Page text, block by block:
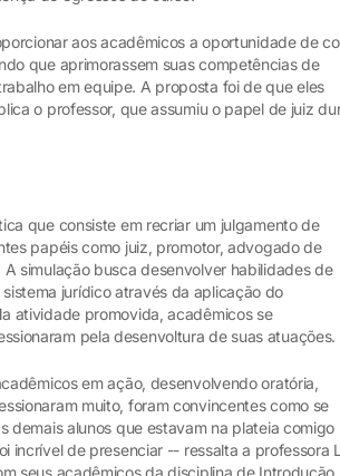
aos acadêmicos a oportunidade de
que aprimorassem suas competências de
em equipe. A proposta foi de que eles
o professor, que assumiu o papel de juiz
que consiste em recriar um julgamento de
papéis como juiz, promotor, advogado de
simulação busca desenvolver habilidades de
jurídico através da aplicação do
atividade promovida, acadêmicos se
pela desenvoltura de suas atuações.
em ação, desenvolvendo oratória,
muito, foram convincentes como se
demais alunos que estavam na plateia comigo
incrível de presenciar -- ressalta a professora
seus acadêmicos da disciplina de Introdução,